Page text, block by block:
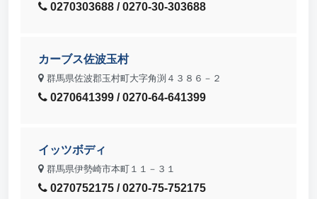
0270303688 / 0270-30-303688
カーブス佐波玉村
群馬県佐波郡玉村町大字角渕４３８６－２
0270641399 / 0270-64-641399
イッツボディ
群馬県伊勢崎市本町１１－３１
0270752175 / 0270-75-752175